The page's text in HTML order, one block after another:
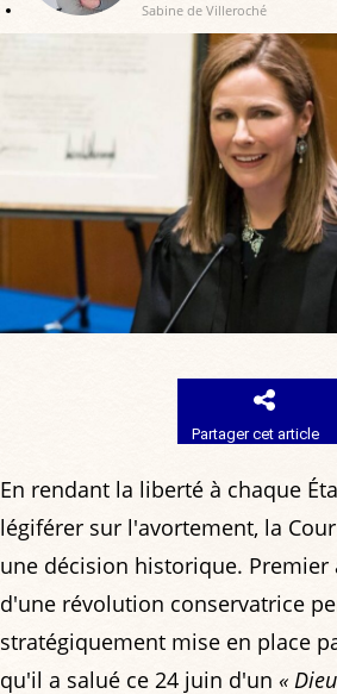
Sabine de Villeroché
Partager cet article
En rendant la liberté à chaque
légiférer sur l'avortement, la
une décision historique. Premier
d'une révolution conservatrice
stratégiquement mise en place
qu'il a salué ce 24 juin d'un «